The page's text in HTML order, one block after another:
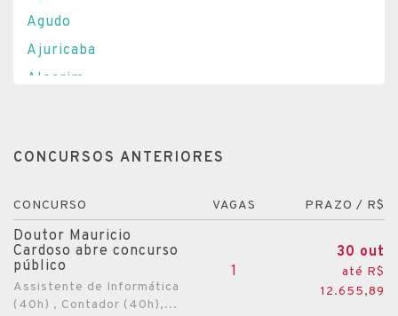
Agudo
Ajuricaba
Alecrim
Almirante Tamandaré do Sul
Alvorada
Anta Gorda
Antônio Prado
Arambaré
CONCURSOS ANTERIORES
CONCURSO VAGAS PRAZO / R$
Doutor Mauricio
Cardoso abre concurso
público
Assistente de Informática
(40h) , Contador (40h),...
1
30 out
até R$
12.655,89